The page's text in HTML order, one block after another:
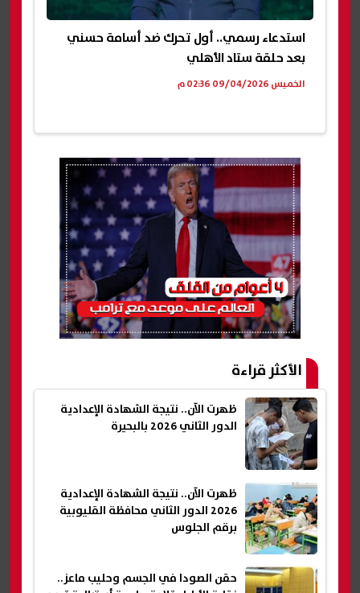
استدعاء رسمي.. أول تحرك ضد أسامة حسني
بعد حلقة ستاد الأهلي
الخميس 09/04/2026 02:36 م
الأكثر قراءة
ظهرت الآن.. نتيجة الشهادة الإعدادية
الدور الثاني 2026 بالبحيرة
ظهرت الآن.. نتيجة الشهادة الإعدادية
2026 الدور الثاني محافظة القليوبية
برقم الجلوس
حقن الصودا في الجسم وحليب ماعز..